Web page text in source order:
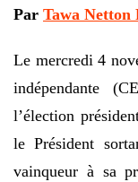
Par Tawa Netton
Le mercredi 4
indépendante
l’élection
le Président
vainqueur à sa